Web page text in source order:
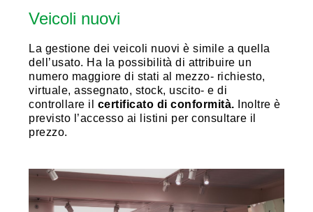
Veicoli nuovi
La gestione dei veicoli nuovi è simile a quella
dell’usato. Ha la possibilità di attribuire un
numero maggiore di stati al mezzo- richiesto,
virtuale, assegnato, stock, uscito- e di
controllare il certificato di conformità.
Inoltre è
previsto l’accesso ai listini per consultare il
prezzo.